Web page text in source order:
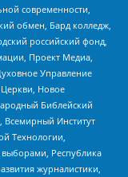
современности,
обмен, Бард колледж,
российский фонд,
Проект Медиа,
Управление
Церкви, Новое
Библейский
Всемирный Институт
Технологии,
Республика
журналистики,